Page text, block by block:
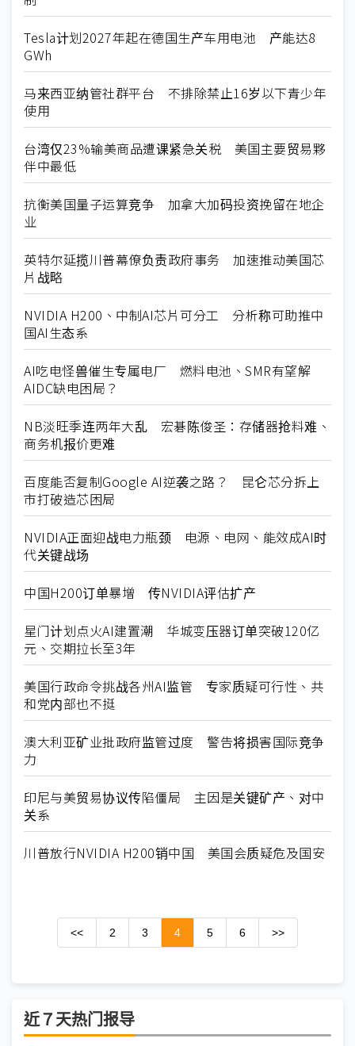
Tesla计划2027年起在德国生产车用电池 产能达8
GWh
马来西亚纳管社群平台 不排除禁止16岁以下青少年
使用
台湾仅23%输美商品遭课紧急关税 美国主要贸易夥
伴中最低
抗衡美国量子运算竞争 加拿大加码投资挽留在地企
业
英特尔延揽川普幕僚负责政府事务 加速推动美国芯
片战略
NVIDIA H200、中制AI芯片可分工 分析称可助推中
国AI生态系
AI吃电怪兽催生专属电厂 燃料电池、SMR有望解
AIDC缺电困局？
NB淡旺季连两年大乱 宏碁陈俊圣：存储器抢料难、
商务机报价更难
百度能否复制Google AI逆袭之路？ 昆仑芯分拆上
市打破造芯困局
NVIDIA正面迎战电力瓶颈 电源、电网、能效成AI时
代关键战场
中国H200订单暴增 传NVIDIA评估扩产
星门计划点火AI建置潮 华城变压器订单突破120亿
元、交期拉长至3年
美国行政命令挑战各州AI监管 专家质疑可行性、共
和党内部也不挺
澳大利亚矿业批政府监管过度 警告将损害国际竞争
力
印尼与美贸易协议传陷僵局 主因是关键矿产、对中
关系
川普放行NVIDIA H200销中国 美国会质疑危及国安
<< 2 3 4 5 6 >>
近７天热门报导